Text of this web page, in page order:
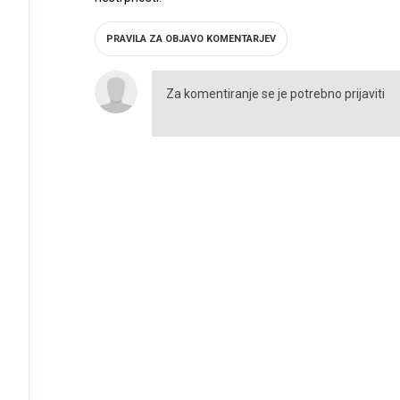
PRAVILA ZA OBJAVO KOMENTARJEV